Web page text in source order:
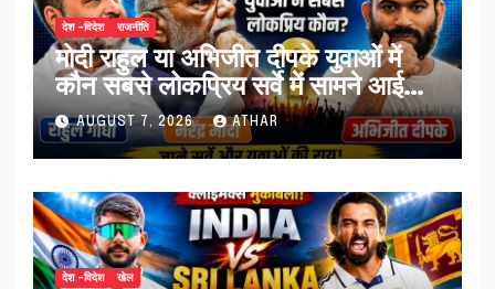
देश -विदेश राजनीति
मोदी राहुल या अभिजीत दीपके युवाओं में
कौन सबसे लोकप्रिय सर्वे में सामने आई
तस्वीर…
AUGUST 7, 2026 ATHAR
देश -विदेश खेल